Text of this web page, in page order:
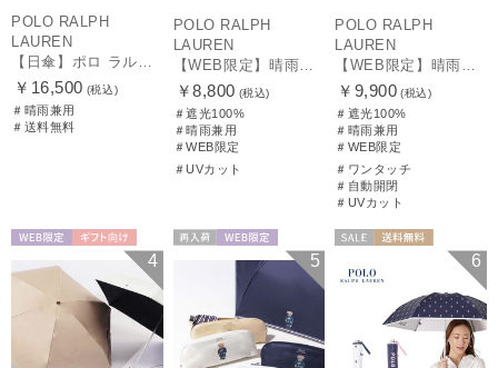
POLO RALPH
LAUREN
￥16,500 (税込)
＃晴雨兼用
＃送料無料
POLO RALPH
LAUREN
【WEB限定】晴雨兼用折りたたみ日傘 ポロ ラルフ ローレン（POLO RALPH LAUREN）ポロ ベア ポニー
￥8,800 (税込)
＃遮光100%
＃晴雨兼用
＃WEB限定
＃UVカット
POLO RALPH
LAUREN
【WEB限定】晴雨兼用自動開閉日傘 ポロ ラルフ ローレン（POLO RALPH LAUREN）ベア 遮光100 UV100 ワンタッチ開閉
￥9,900 (税込)
＃遮光100%
＃晴雨兼用
＃WEB限定
＃ワンタッチ
＃自動開閉
＃UVカット
ギフト向け
UNISEX
4 5
ギフト向け
6